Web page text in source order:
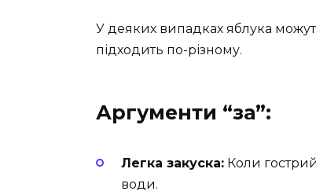
У деяких випадках яблука
підходить по-різному.
Аргументи “за”:
Легка закуска: Коли
води.